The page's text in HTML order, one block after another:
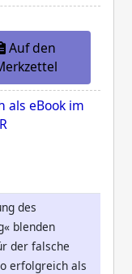
Auf den
als eBook im
des
blenden
der falsche
erfolgreich als